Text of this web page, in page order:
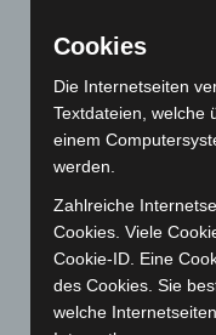
6. August 2026
Region Hannover: 21
Roten Kreuz
5. August 2026
Mann läuft mit
Zeugen
5. August 2026
Cookies
Die Internetseiten
Textdateien, welche
einem
werden.
Zahlreiche
Cookies. Viele
Cookie-ID. Eine
des Cookies. Sie
welche